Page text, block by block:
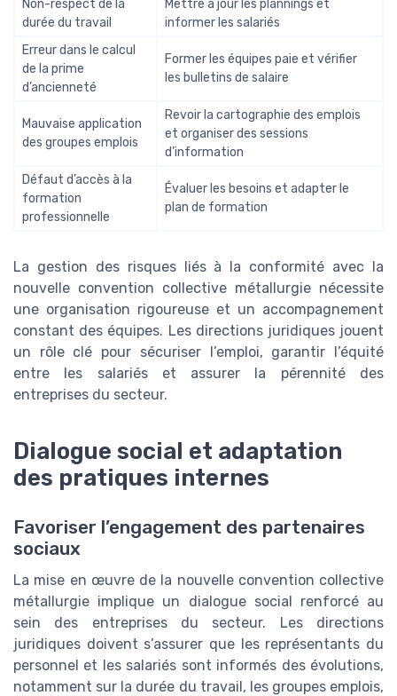
Non-respect de la
durée du travail
Mettre à jour les plannings et
informer les salariés
Erreur dans le calcul
de la prime
d’ancienneté
Former les équipes paie et vérifier
les bulletins de salaire
Mauvaise application
des groupes emplois
Revoir la cartographie des emplois
et organiser des sessions
d’information
Défaut d’accès à la
formation
professionnelle
Évaluer les besoins et adapter le
plan de formation
La gestion des risques liés à la conformité avec la
nouvelle convention collective métallurgie nécessite
une organisation rigoureuse et un accompagnement
constant des équipes. Les directions juridiques jouent
un rôle clé pour sécuriser l’emploi, garantir l’équité
entre les salariés et assurer la pérennité des
entreprises du secteur.
Dialogue social et adaptation
des pratiques internes
Favoriser l’engagement des partenaires
sociaux
La mise en œuvre de la nouvelle convention collective
métallurgie implique un dialogue social renforcé au
sein des entreprises du secteur. Les directions
juridiques doivent s’assurer que les représentants du
personnel et les salariés sont informés des évolutions,
notamment sur la durée du travail, les groupes emplois,